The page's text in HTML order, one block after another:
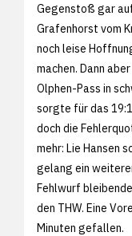
Gegenstoß gar auf
Grafenhorst vom
noch leise
machen. Dann
Olphen-Pass in
sorgte für das
doch die
mehr: Lie Hansen
gelang ein
Fehlwurf
den THW. Eine
Minuten gefallen.